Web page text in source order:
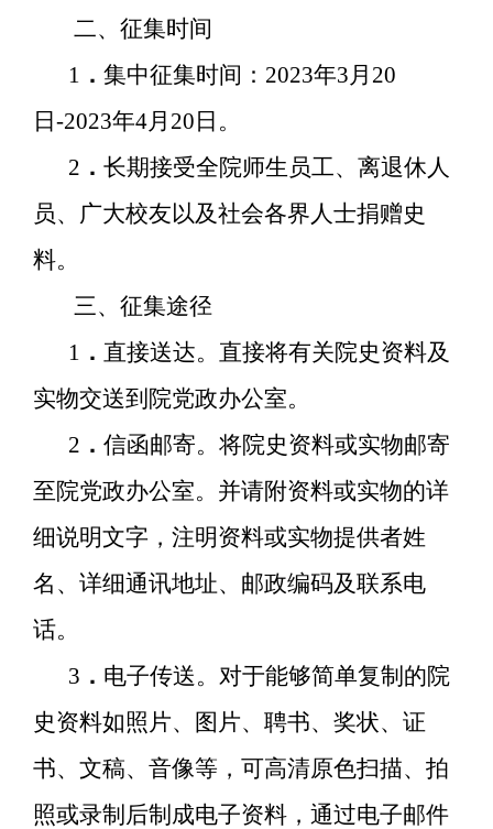
二、征集时间
1 ． 集中征集时间： 2023年3 月 20
日 -2023年4月 20 日。
2 ． 长期接受全院师生员工、离退休人
员、广大校友以及社会各界人士捐赠史
料。
三、征集途径
1 ． 直接送达。直接将有关院史资料及
实物交送到院党政办公室。
2 ． 信函邮寄。将院史资料或实物邮寄
至院党政办公室。并请附资料或实物的详
细说明文字，注明资料或实物提供者姓
名、详细通讯地址、邮政编码及联系电
话。
3 ． 电子传送。对于能够简单复制的院
史资料如照片、图片、聘书、奖状、证
书、文稿、音像等，可高清原色扫描、拍
照或录制后制成电子资料，通过电子邮件